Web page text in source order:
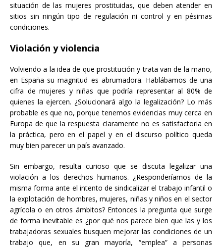
situación de las mujeres prostituidas, que deben atender en
sitios sin ningún tipo de regulación ni control y en pésimas
condiciones.
Violación y violencia
Volviendo a la idea de que prostitución y trata van de la mano,
en España su magnitud es abrumadora. Hablábamos de una
cifra de mujeres y niñas que podría representar al 80% de
quienes la ejercen. ¿Solucionará algo la legalización? Lo más
probable es que no, porque tenemos evidencias muy cerca en
Europa de que la respuesta claramente no es satisfactoria en
la práctica, pero en el papel y en el discurso político queda
muy bien parecer un país avanzado.
Sin embargo, resulta curioso que se discuta legalizar una
violación a los derechos humanos. ¿Responderíamos de la
misma forma ante el intento de sindicalizar el trabajo infantil o
la explotación de hombres, mujeres, niñas y niños en el sector
agrícola o en otros ámbitos? Entonces la pregunta que surge
de forma inevitable es ¿por qué nos parece bien que las y los
trabajadoras sexuales busquen mejorar las condiciones de un
trabajo que, en su gran mayoría, “emplea” a personas